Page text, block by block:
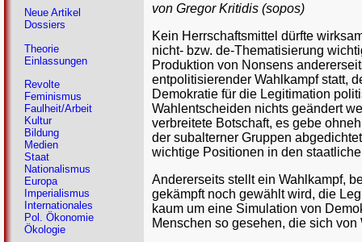
von Gregor Kritidis (sopos)
Kein Herrschaftsmittel dürfte
nicht- bzw. de-Thematisierung
Produktion von Nonsens
entpolitisierender Wahlkampf statt,
Demokratie für die Legitimation
Wahlentscheiden nichts geändert
verbreitete Botschaft, es gebe
der subalterner Gruppen
wichtige Positionen in den
Andererseits stellt ein Wahlkampf,
gekämpft noch gewählt wird, die
kaum um eine Simulation von
Menschen so gesehen, die sich
Neue Artikel
Dossiers
Theorie
Einlassungen
Revolte
Feminismus
Faulheit/Arbeit
Kultur
Bildung
Medien
Staat
Nationalismus
Europa
Imperialismus
Internationales
Pol. Ökonomie
Ökologie